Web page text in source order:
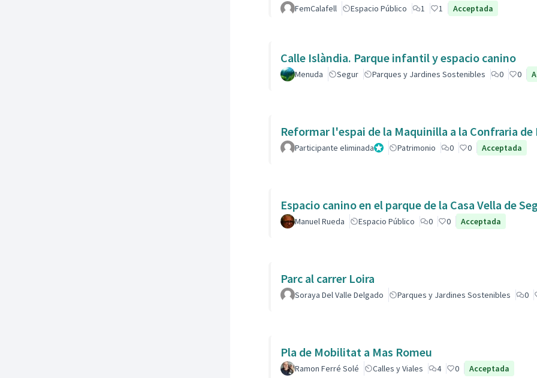
FemCalafell Espacio Público 1 1 Acceptada
Calle Islàndia. Parque infantil y espacio canino
Menuda Segur Parques y Jardines Sostenibles 0 0
Reformar l'espai de la Maquinilla a la Confraria de
Participante eliminadaAdministrador
Patrimonio 0 0 Acceptada
Espacio canino en el parque de la Casa Vella de
Manuel Rueda Espacio Público 0 0 Acceptada
Parc al carrer Loira
Soraya Del Valle Delgado Parques y Jardines Sostenibles 0
Pla de Mobilitat a Mas Romeu
Ramon Ferré Solé Calles y Viales 4 0 Acceptada